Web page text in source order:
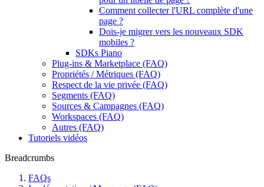
Comment collecter l'URL complète d'une
page ?
Dois-je migrer vers les nouveaux SDK
mobiles ?
SDKs Piano
Plug-ins & Marketplace (FAQ)
Propriétés / Métriques (FAQ)
Respect de la vie privée (FAQ)
Segments (FAQ)
Sources & Campagnes (FAQ)
Workspaces (FAQ)
Autres (FAQ)
Tutoriels vidéos
Breadcrumbs
FAQs